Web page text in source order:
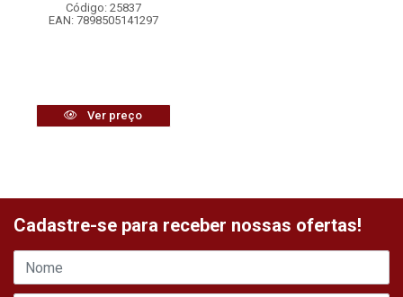
Código: 25837
EAN: 7898505141297
Ver preço
Cadastre-se para receber nossas ofertas!